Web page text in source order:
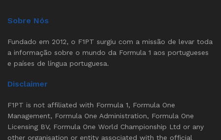
Sobre Nós
Fundado em 2012, o F1PT surgiu com a missão de levar toda
a informação sobre o mundo da Formula 1 aos portugueses
e países de língua portuguesa.
Disclaimer
F1PT is not affiliated with Formula 1, Formula One
Management, Formula One Administration, Formula One
Licensing BV, Formula One World Championship Ltd or any
other organisation or entity associated with the official